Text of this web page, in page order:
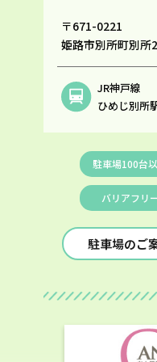
〒671-0221
姫路市別所町別所
JR神戸線
ひめじ別所
駐車場100台
バリアフリ
駐車場のご